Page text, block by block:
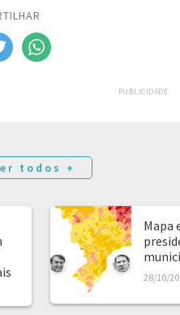
PUBLICIDADE
todos +
Mapa
28/10/